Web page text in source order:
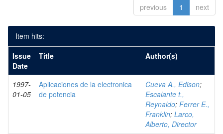
previous 1 next
Item hits:
Issue
Date
Title Author(s)
1997-
01-05
Aplicaciones de la electronica
de potencia
Cueva A., Edison;
Escalante t.,
Reynaldo; Ferrer E.,
Franklin; Larco,
Alberto, Director